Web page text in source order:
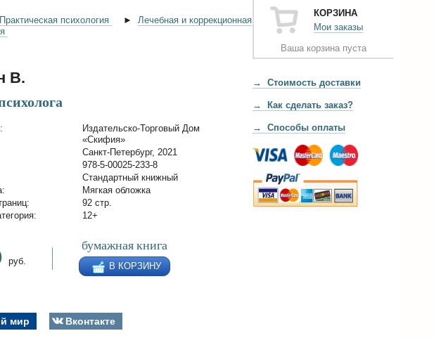
КОРЗИНА
Мои заказы
Ваша корзина пуста
→ Стоимость доставки
→ Как сделать заказ?
→ Способы оплаты
Практическая психология ► Лечебная и коррекционная
В.
Издательско-Торговый Дом
«Скифия»
Санкт-Петербург, 2021
978-5-00025-233-8
Стандартный книжный
Мягкая обложка
92 стр.
12+
руб.
бумажная книга
В КОРЗИНУ
мир Вконтакте